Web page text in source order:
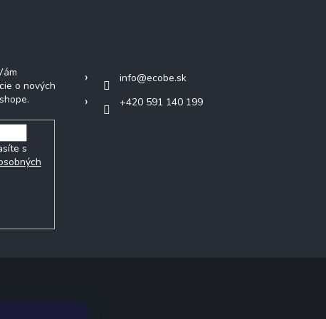
o nových
s
info@ecobe.sk
+420 591 140 199